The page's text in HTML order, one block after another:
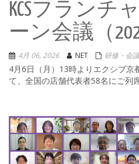
KCSフランチ
ーン会議（
4月 06, 2026 NET 研修・会議
4月6日（月）13時よりエクシブ京
て、全国の店舗代表者58名にご列